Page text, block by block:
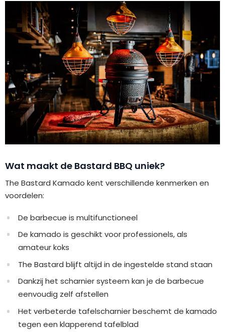
Wat maakt de Bastard BBQ uniek?
The Bastard Kamado kent verschillende kenmerken en
voordelen:
De barbecue is multifunctioneel
De kamado is geschikt voor professionels, als
amateur koks
The Bastard blijft altijd in de ingestelde stand staan
Dankzij het scharnier systeem kan je de barbecue
eenvoudig zelf afstellen
Het verbeterde tafelscharnier beschemt de kamado
tegen een klapperend tafelblad